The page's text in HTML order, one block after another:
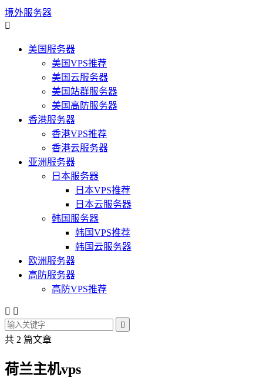
境外服务器

美国服务器
美国VPS推荐
美国云服务器
美国站群服务器
美国高防服务器
香港服务器
香港VPS推荐
香港云服务器
亚洲服务器
日本服务器
日本VPS推荐
日本云服务器
韩国服务器
韩国VPS推荐
韩国云服务器
欧洲服务器
高防服务器
高防VPS推荐
 

共 2 篇文章
荷兰主机vps